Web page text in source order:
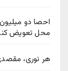
محل تعویض
هر نوری،